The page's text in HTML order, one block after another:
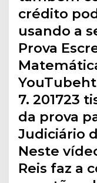
crédito
usando a
Prova
7. 201723
da prova
Judiciário
Neste
Reis faz a